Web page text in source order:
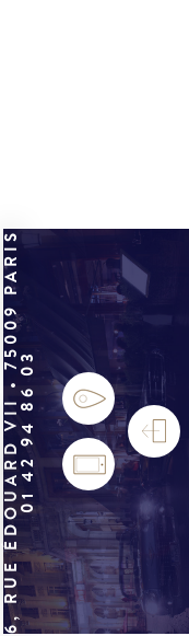
6, RUE ÉDOUARD VII • 75009 PARIS01 42 94 86 03